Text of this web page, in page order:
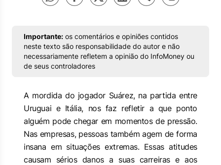
Importante: os comentários e opiniões contidos
neste texto são responsabilidade do autor e não
necessariamente refletem a opinião do InfoMoney ou
de seus controladores
A mordida do jogador Suárez, na partida entre
Uruguai e Itália, nos faz refletir a que ponto
alguém pode chegar em momentos de pressão.
Nas empresas, pessoas também agem de forma
insana em situações extremas. Essas atitudes
causam sérios danos a suas carreiras e aos